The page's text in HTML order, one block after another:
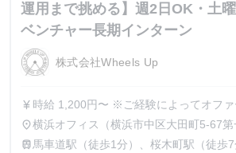
運用まで挑める】週2日OK・土
ベンチャー長期インターン
株式会社Wheels Up
currency_yen 時給 1,200円〜 ※ご経験によってオファ
能性がございます。 ※金額によっては、
採用となる場合もございます。
place横浜オフィス（横浜市中区大田町5-67第
train 馬車道駅（徒歩1分）、桜木町駅（徒歩7